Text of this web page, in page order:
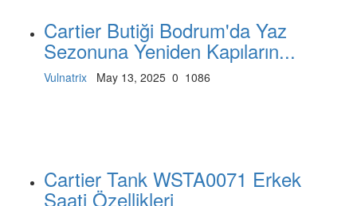
Cartier Butiği Bodrum'da Yaz
Sezonuna Yeniden Kapıların...
Vulnatrix May 13, 2025 0 1086
Cartier Tank WSTA0071 Erkek
Saati Özellikleri